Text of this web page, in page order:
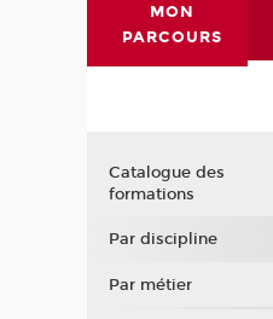
MON
PARCOURS
Catalogue des
formations
Par discipline
Par métier